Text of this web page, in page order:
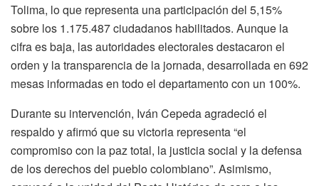
Tolima, lo que representa una participación del 5,15%
sobre los 1.175.487 ciudadanos habilitados. Aunque la
cifra es baja, las autoridades electorales destacaron el
orden y la transparencia de la jornada, desarrollada en 692
mesas informadas en todo el departamento con un 100%.
Durante su intervención, Iván Cepeda agradeció el
respaldo y afirmó que su victoria representa “el
compromiso con la paz total, la justicia social y la defensa
de los derechos del pueblo colombiano”. Asimismo,